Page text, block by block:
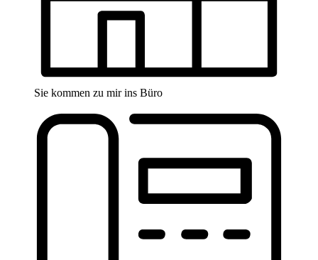
Sie kommen zu mir ins Büro